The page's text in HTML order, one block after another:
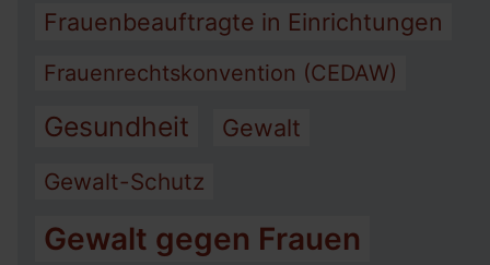
Frauenbeauftragte in Einrichtungen
Frauenrechtskonvention (CEDAW)
Gesundheit Gewalt
Gewalt-Schutz
Gewalt gegen Frauen